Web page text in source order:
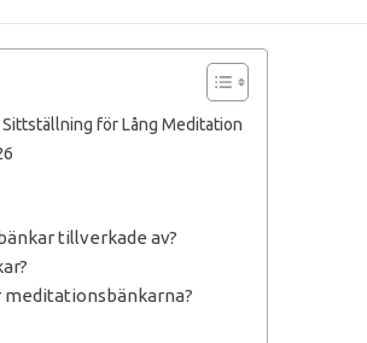
Sittställning för Lång Meditation
tillverkade av?